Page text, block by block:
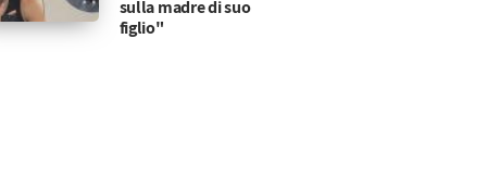
sulla madre di suo
figlio"